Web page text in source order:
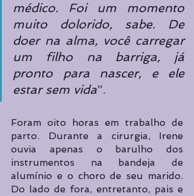
médico. Foi um momento
muito dolorido, sabe. De
doer na alma, você carregar
um filho na barriga, já
pronto para nascer, e ele
estar sem vida”.
Foram oito horas em trabalho de
parto. Durante a cirurgia, Irene
ouvia apenas o barulho dos
instrumentos na bandeja de
alumínio e o choro de seu marido.
Do lado de fora, entretanto, pais e